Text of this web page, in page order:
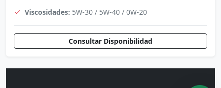
Viscosidades: 5W-30 / 5W-40 / 0W-20
Consultar Disponibilidad